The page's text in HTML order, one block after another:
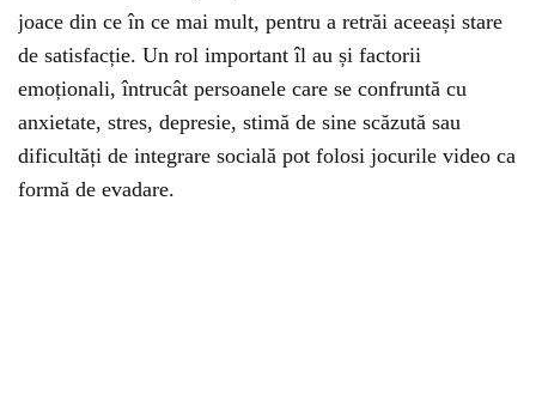
joace din ce în ce mai mult, pentru a retrăi aceeași stare
de satisfacție. Un rol important îl au și factorii
emoționali, întrucât persoanele care se confruntă cu
anxietate, stres, depresie, stimă de sine scăzută sau
dificultăți de integrare socială pot folosi jocurile video ca
formă de evadare.